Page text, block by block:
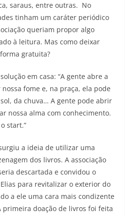
saraus, entre outras. No
tinham um caráter periódico
queriam propor algo
à leitura. Mas como deixar
gratuita?
em casa: “A gente abre a
fome e, na praça, ela pode
da chuva… A gente pode abrir
nossa alma com conhecimento.
start.”
a ideia de utilizar uma
dos livros. A associação
descartada e convidou o
para revitalizar o exterior do
a ele uma cara mais condizente
primeira doação de livros foi feita